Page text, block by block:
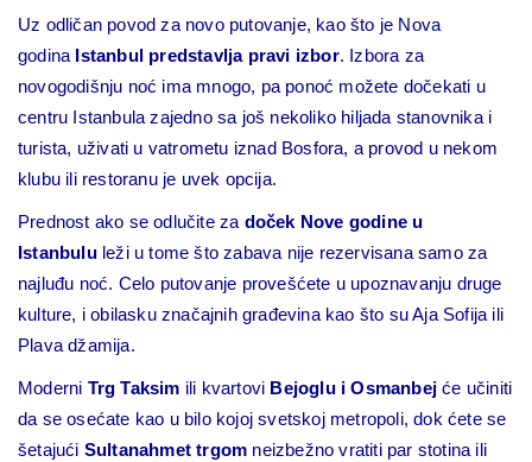
Uz odličan povod za novo putovanje, kao što je Nova
godina Istanbul predstavlja pravi izbor. Izbora za
novogodišnju noć ima mnogo, pa ponoć možete dočekati u
centru Istanbula zajedno sa još nekoliko hiljada stanovnika i
turista, uživati u vatrometu iznad Bosfora, a provod u nekom
klubu ili restoranu je uvek opcija.
Prednost ako se odlučite za doček Nove godine u
Istanbululeži u tome što zabava nije rezervisana samo za
najluđu noć. Celo putovanje provešćete u upoznavanju druge
kulture, i obilasku značajnih građevina kao što su Aja Sofija ili
Plava džamija.
Moderni Trg Taksim ili kvartovi Bejoglu i Osmanbejće učiniti
da se osećate kao u bilo kojoj svetskoj metropoli, dok ćete se
šetajući Sultanahmet trgom neizbežno vratiti par stotina ili